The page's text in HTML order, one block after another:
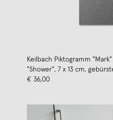
Keilbach Piktogramm
"Shower", 7 x 13 cm,
Materialstärke 2 mm,
€ 36,00